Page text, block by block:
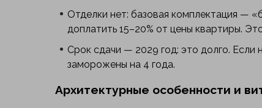
Отделки нет: базовая комплектация —
доплатить 15–20% от цены квартиры.
Срок сдачи — 2029 год: это долго.
заморожены на 4 года.
Архитектурные особенности и